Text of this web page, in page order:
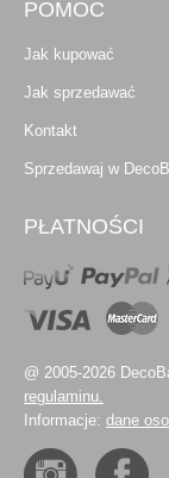
POMOC
Jak kupować
Jak sprzedawać
Kontakt
Sprzedawaj w
PŁATNOŚCI
@ 2005-2026
regulaminu.
Informacje: dane